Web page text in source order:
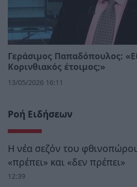
Γεράσιμος Παπαδόπουλος:
Κορινθιακός έτοιμος;»
13/05/2026 16:11
Ροή Ειδήσεων
Η νέα σεζόν του
«πρέπει» και «δεν πρέπει»
12:39